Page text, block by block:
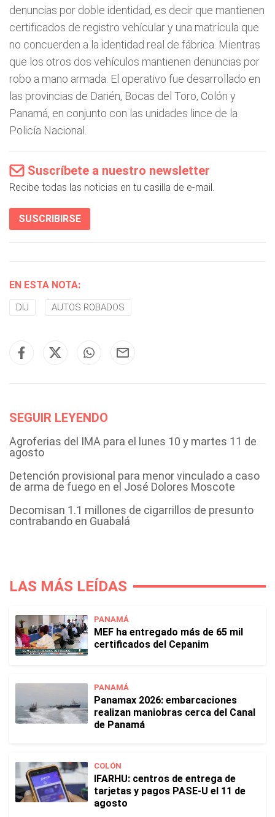
denuncias por doble identidad, es decir que mantienen
certificados de registro vehícular y una matrícula que
no concuerden a la identidad real de fábrica. Mientras
que los otros dos vehículos mantienen denuncias por
robo a mano armada. El operativo fue desarrollado en
las provincias de Darién, Bocas del Toro, Colón y
Panamá, en conjunto con las unidades lince de la
Policía Nacional.
Suscríbete a nuestro newsletter
Recibe todas las noticias en tu casilla de e-mail.
SUSCRIBIRSE
EN ESTA NOTA:
DIJ AUTOS ROBADOS
SEGUIR LEYENDO
Agroferias del IMA para el lunes 10 y martes 11 de
agosto
Detención provisional para menor vinculado a caso
de arma de fuego en el José Dolores Moscote
Decomisan 1.1 millones de cigarrillos de presunto
contrabando en Guabalá
LAS MÁS LEÍDAS
PANAMÁ
MEF ha entregado más de 65 mil
certificados del Cepanim
PANAMÁ
Panamax 2026: embarcaciones
realizan maniobras cerca del Canal
de Panamá
COLÓN
IFARHU: centros de entrega de
tarjetas y pagos PASE-U el 11 de
agosto